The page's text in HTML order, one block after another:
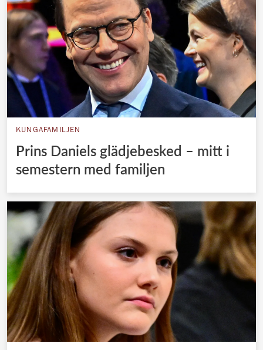
KUNGAFAMILJEN
Prins Daniels glädjebesked – mitt i
semestern med familjen